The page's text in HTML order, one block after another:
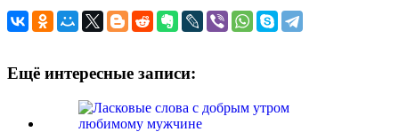
Ещё интересные записи: